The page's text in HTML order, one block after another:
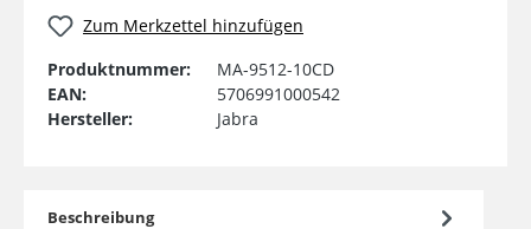
Zum Merkzettel hinzufügen
Produktnummer:
MA-9512-10CD
EAN:
5706991000542
Hersteller:
Jabra
Beschreibung